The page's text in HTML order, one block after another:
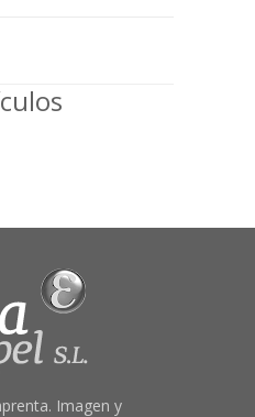
Imagen y